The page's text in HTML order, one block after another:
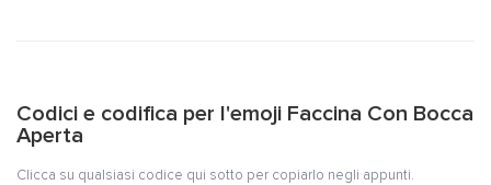
Codici e codifica per l'emoji Faccina Con Bocca
Aperta
Clicca su qualsiasi codice qui sotto per copiarlo negli appunti.